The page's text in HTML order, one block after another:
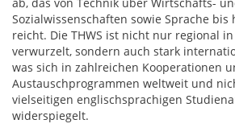
Sozialwissenschaften sowie Sprache bis
reicht. Die THWS ist nicht nur regional
verwurzelt, sondern auch stark
was sich in zahlreichen Kooperationen
Austauschprogrammen weltweit und
vielseitigen englischsprachigen
widerspiegelt.